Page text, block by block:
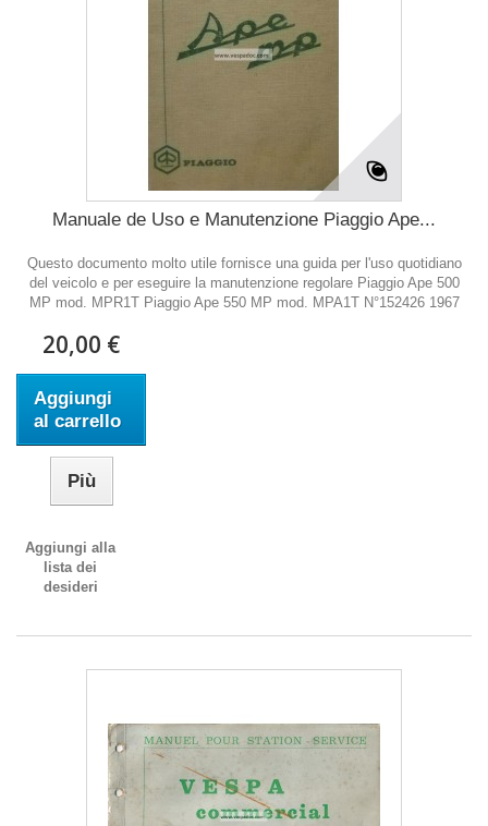
Manuale de Uso e Manutenzione Piaggio Ape...
Questo documento molto utile fornisce una guida per l'uso quotidiano
del veicolo e per eseguire la manutenzione regolare Piaggio Ape 500
MP mod. MPR1T Piaggio Ape 550 MP mod. MPA1T N°152426 1967
20,00 €
Aggiungi
al carrello
Più
Aggiungi alla
lista dei
desideri